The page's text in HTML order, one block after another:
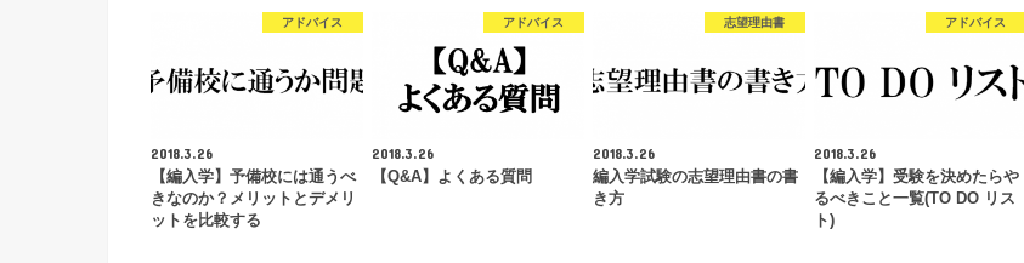
アドバイス
2018.3.26
【編入学】予備校には通うべ
きなのか？メリットとデメリ
ットを比較する
アドバイス
2018.3.26
【Q&A】よくある質問
志望理由書
2018.3.26
編入学試験の志望理由書の書
き方
アドバイス
2018.3.26
【編入学】受験を決めたらや
るべきこと一覧(TO DO リス
ト)